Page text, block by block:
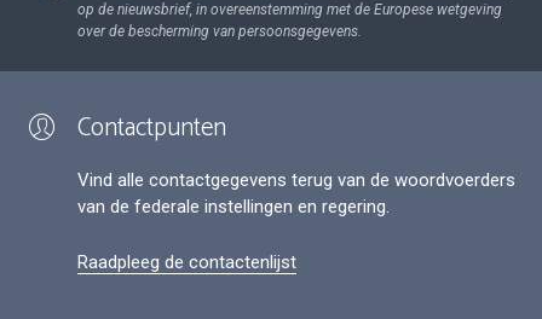
op de nieuwsbrief, in overeenstemming met de Europese wetgeving
over de bescherming van persoonsgegevens.
Contactpunten
Vind alle contactgegevens terug van de woordvoerders
van de federale instellingen en regering.
Raadpleeg de contactenlijst